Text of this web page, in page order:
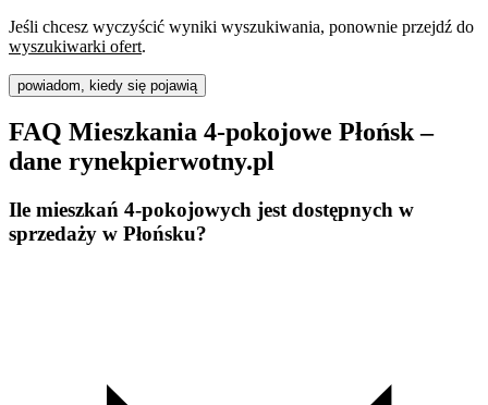
Jeśli chcesz wyczyścić wyniki wyszukiwania, ponownie przejdź do
wyszukiwarki ofert.
powiadom, kiedy się pojawią
FAQ Mieszkania 4-pokojowe Płońsk –
dane rynekpierwotny.pl
Ile mieszkań 4-pokojowych jest dostępnych w
sprzedaży w Płońsku?